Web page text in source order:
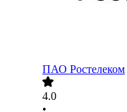
ПАО Ростелеком
4.0
•